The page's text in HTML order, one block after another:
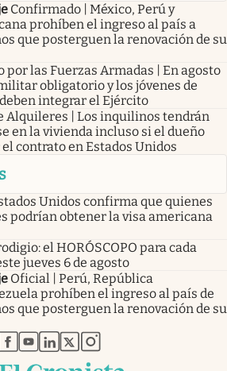
Confirmado | México, Perú y
prohíben el ingreso al país a
que posterguen la renovación de su
por las Fuerzas Armadas | En agosto
obligatorio y los jóvenes de
integrar el Ejército
Alquileres | Los inquilinos tendrán
en la vivienda incluso si el dueño
contrato en Estados Unidos
Unidos confirma que quienes
podrían obtener la visa americana
el HORÓSCOPO para cada
jueves 6 de agosto
Oficial | Perú, República
prohíben el ingreso al país de
que posterguen la renovación de su
abre en nueva pestaña
abre en nueva pestaña
abre en nueva pestaña
abre en nueva pestaña
abre en nueva pestaña